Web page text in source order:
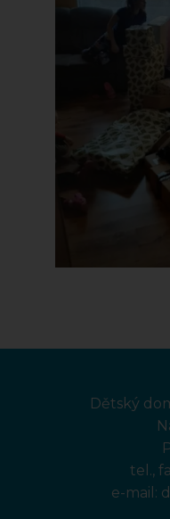
Dětský
tel.,
e-mail: